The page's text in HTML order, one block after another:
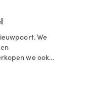
We
we ook